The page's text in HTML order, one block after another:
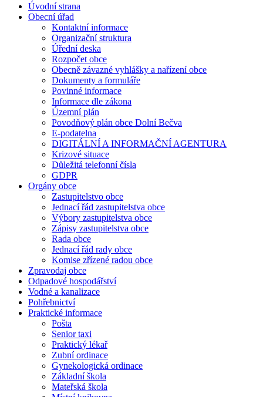
Úvodní strana
Obecní úřad
Kontaktní informace
Organizační struktura
Úřední deska
Rozpočet obce
Obecně závazné vyhlášky a nařízení obce
Dokumenty a formuláře
Povinné informace
Informace dle zákona
Územní plán
Povodňový plán obce Dolní Bečva
E-podatelna
DIGITÁLNÍ A INFORMAČNÍ AGENTURA
Krizové situace
Důležitá telefonní čísla
GDPR
Orgány obce
Zastupitelstvo obce
Jednací řád zastupitelstva obce
Výbory zastupitelstva obce
Zápisy zastupitelstva obce
Rada obce
Jednací řád rady obce
Komise zřízené radou obce
Zpravodaj obce
Odpadové hospodářství
Vodné a kanalizace
Pohřebnictví
Praktické informace
Pošta
Senior taxi
Praktický lékař
Zubní ordinace
Gynekologická ordinace
Základní škola
Mateřská škola